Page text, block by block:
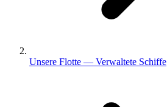
Unsere Flotte — Verwaltete Schiffe